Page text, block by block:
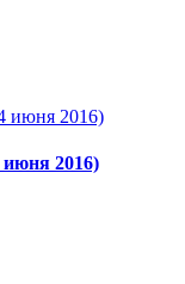
июня 2016)